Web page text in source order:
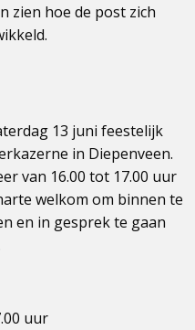
zien hoe de post zich
13 juni feestelijk
in Diepenveen.
van 16.00 tot 17.00 uur
welkom om binnen te
en in gesprek te gaan
uur